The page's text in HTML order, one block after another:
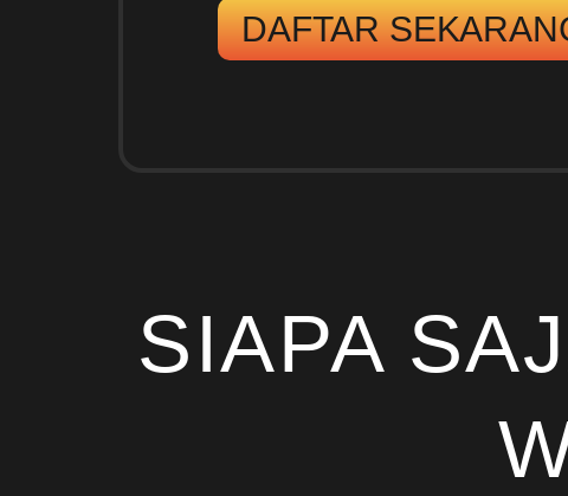
DAFTAR
SIAPA